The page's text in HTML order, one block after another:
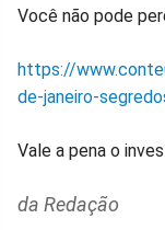
Você não pode
https://
de-janeiro-
Vale a pena o
da Redação